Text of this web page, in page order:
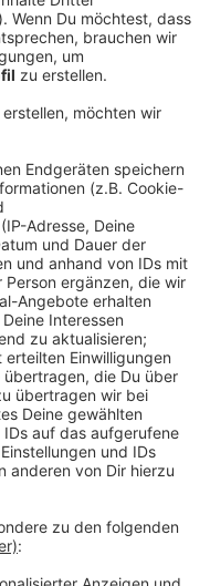
gestoppt
haben.
05:42
km/h unterwegs –
hatten
und hielten
Auf die beiden
außerdem eine
ist wohl